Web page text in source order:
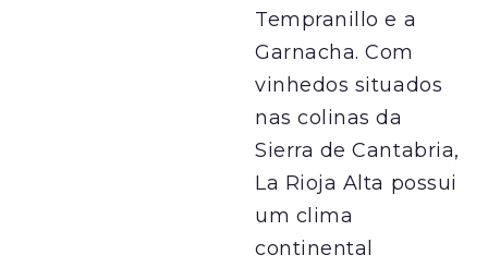
Tempranillo e a
Garnacha. Com
vinhedos situados
nas colinas da
Sierra de Cantabria,
La Rioja Alta possui
um clima
continental